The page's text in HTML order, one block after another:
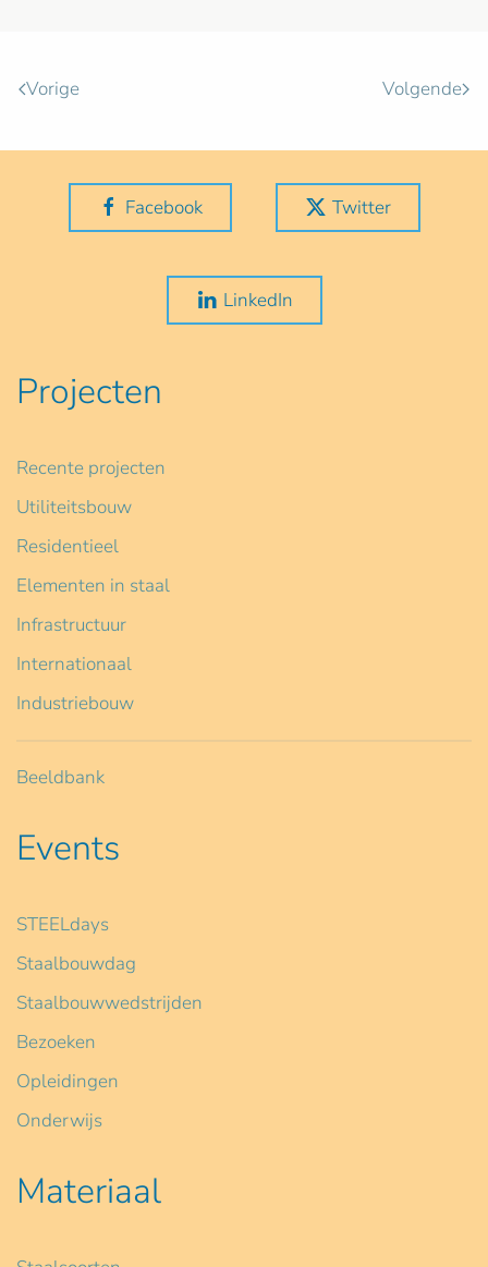
Vorige Volgende
Facebook Twitter
LinkedIn
Projecten
Recente projecten
Utiliteitsbouw
Residentieel
Elementen in staal
Infrastructuur
Internationaal
Industriebouw
Beeldbank
Events
STEELdays
Staalbouwdag
Staalbouwwedstrijden
Bezoeken
Opleidingen
Onderwijs
Materiaal